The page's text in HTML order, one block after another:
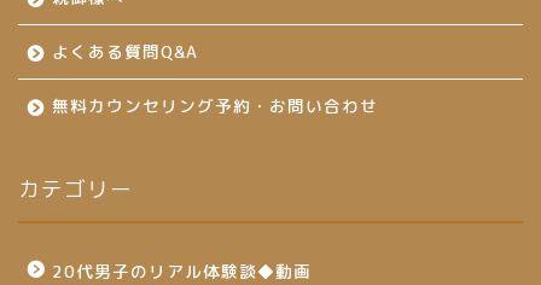
よくある質問Q&A
無料カウンセリング予約・お問い合わせ
カテゴリー
20代男子のリアル体験談◆動画